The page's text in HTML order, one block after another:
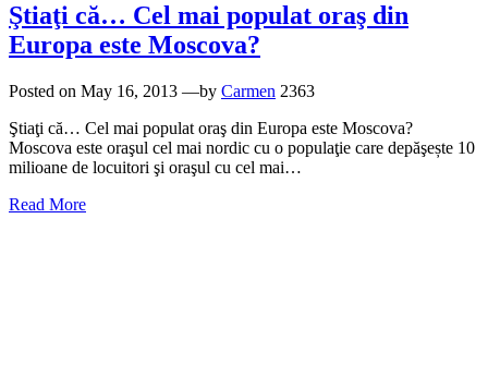
Ştiaţi că… Cel mai populat oraş din
Europa este Moscova?
Posted on May 16, 2013 —by Carmen 2363
Ştiaţi că… Cel mai populat oraş din Europa este Moscova?
Moscova este oraşul cel mai nordic cu o populaţie care depăşește 10
milioane de locuitori şi oraşul cu cel mai…
Read More